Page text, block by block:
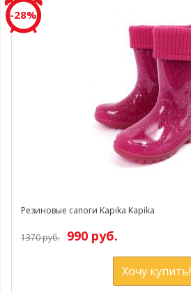
-28%
Резиновые сапоги Kapika Kapika
1370 руб. 990 руб.
Хочу купить!